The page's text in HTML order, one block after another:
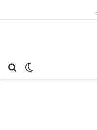
بلسان الاستعمار
الوضع